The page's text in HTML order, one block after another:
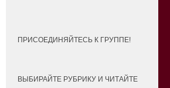
ПРИСОЕДИНЯЙТЕСЬ К ГРУППЕ!
ВЫБИРАЙТЕ РУБРИКУ И ЧИТАЙТЕ